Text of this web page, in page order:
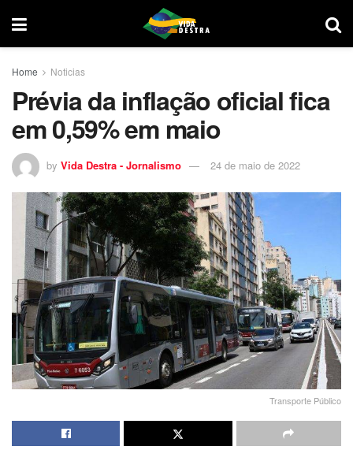
Home Noticias
Prévia da inflação oficial fica
em 0,59% em maio
by Vida Destra - Jornalismo 24 de maio de 2022
Transporte Público